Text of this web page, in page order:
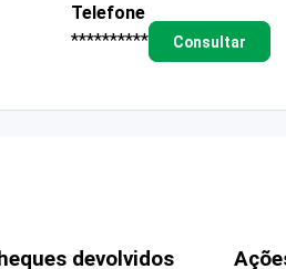
Telefone
**********
Consultar
devolvidos